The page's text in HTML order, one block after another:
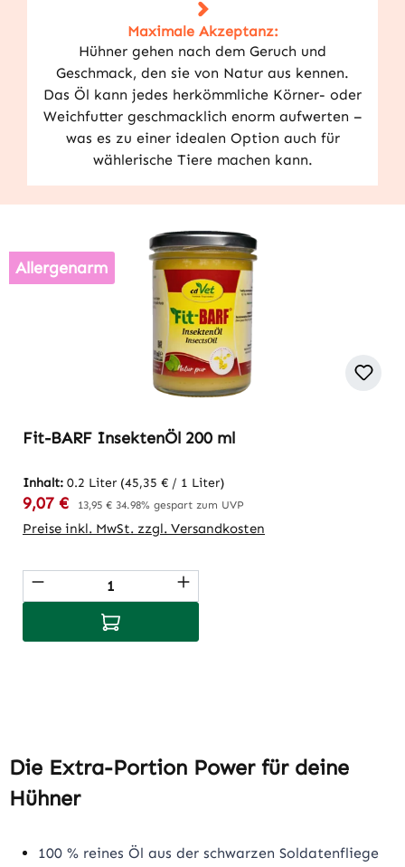
Maximale Akzeptanz:
Hühner gehen nach dem Geruch und
Geschmack, den sie von Natur aus kennen.
Das Öl kann jedes herkömmliche Körner- oder
Weichfutter geschmacklich enorm aufwerten –
was es zu einer idealen Option auch für
wählerische Tiere machen kann.
Allergenarm
Fit-BARF InsektenÖl 200 ml
Inhalt: 0.2 Liter (45,35 € / 1 Liter)
Verkaufspreis:
9,07 € Regulärer Preis:
13,95 € 34.98% gespart zum UVP
Preise inkl. MwSt. zzgl. Versandkosten
Produkt Anzahl: Gib den gewünschten
In den Warenkorb
Die Extra-Portion Power für deine
Hühner
100 % reines Öl aus der schwarzen Soldatenfliege